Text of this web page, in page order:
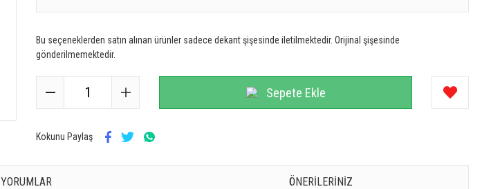
Bu seçeneklerden satın alınan ürünler sadece dekant şişesinde iletilmektedir. Orijinal şişesinde
gönderilmemektedir.
Sepete Ekle
Kokunu Paylaş
YORUMLAR ÖNERILERINIZ